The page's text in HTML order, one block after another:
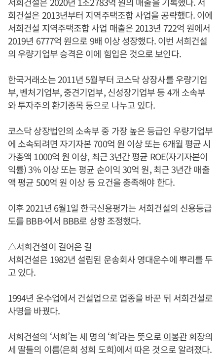
희건설은 2013년부터 지역주택조합 사업을 공략했다. 이에
서희건설 지역주택조합 사업 매출은 2013년 722억 원에서
2019년 6777억 원으로 9배 이상 성장했다. 이번 서희건설
의 우량기업부 승격은 이에 힘입은 것으로 보인다.
한국거래소는 2011년 5월부터 코스닥 상장사를 우량기업
부, 벤처기업부, 중견기업부, 신성장기업부 등 4개 소속부
와 투자주의 환기종목 등으로 나누고 있다.
코스닥 상장법인의 소속부 중 가장 높은 등급인 우량기업부
에 소속되려면 자기자본 700억 원 이상 또는 6개월 평균 시
가총액 1000억 원 이상, 최근 3년간 평균 ROE(자기자본이
익률) 3% 이상 또는 평균 순이익 30억 원, 최근 3년간 매출
액 평균 500억 원 이상 등 요건을 충족해야 한다.
이후 2021년 6월1일 한국신용평가는 서희건설의 신용등급
도를 BBB-에서 BBB로 상향 조정했다.
△서희건설이 걸어온 길
서희건설은 1982년 설립된 운송회사 영대운수에 뿌리를 두
고 있다.
1994년 운수업에서 건설업으로 업종을 바꾼 뒤 서희건설로
사명을 바꿨다.
서희건설의 ‘서희’는 세 명의 ‘희’라는 뜻으로이봉관회장의
세 딸들의 이름(은희 성희 도희)에서 따온 것으로 알려졌다.